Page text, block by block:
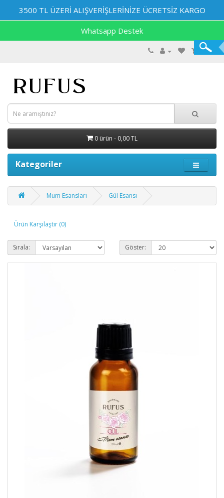
3500 TL ÜZERİ ALIŞVERİŞLERİNİZE ÜCRETSİZ KARGO
Whatsapp Destek
0 ürün - 0,00 TL
Kategoriler
Mum Esansları Gül Esansı
Ürün Karşılaştır (0)
Sırala: Göster: